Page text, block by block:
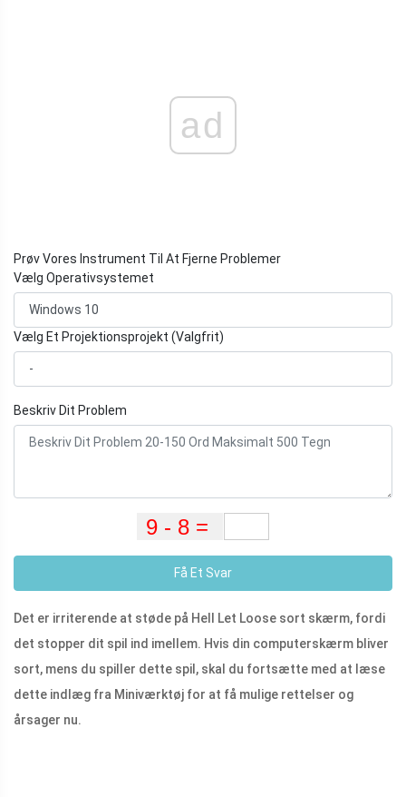
ad
Prøv Vores Instrument Til At Fjerne Problemer
Vælg Operativsystemet
Vælg Et Projektionsprojekt (Valgfrit)
Beskriv Dit Problem
Få Et Svar
Det er irriterende at støde på Hell Let Loose sort skærm, fordi
det stopper dit spil ind imellem. Hvis din computerskærm bliver
sort, mens du spiller dette spil, skal du fortsætte med at læse
dette indlæg fra Miniværktøj for at få mulige rettelser og
årsager nu.